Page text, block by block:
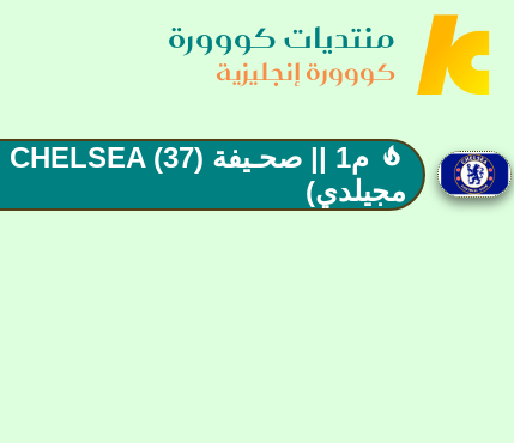
منتديات كووورة
كووورة إنجليزية

مجيلدي)